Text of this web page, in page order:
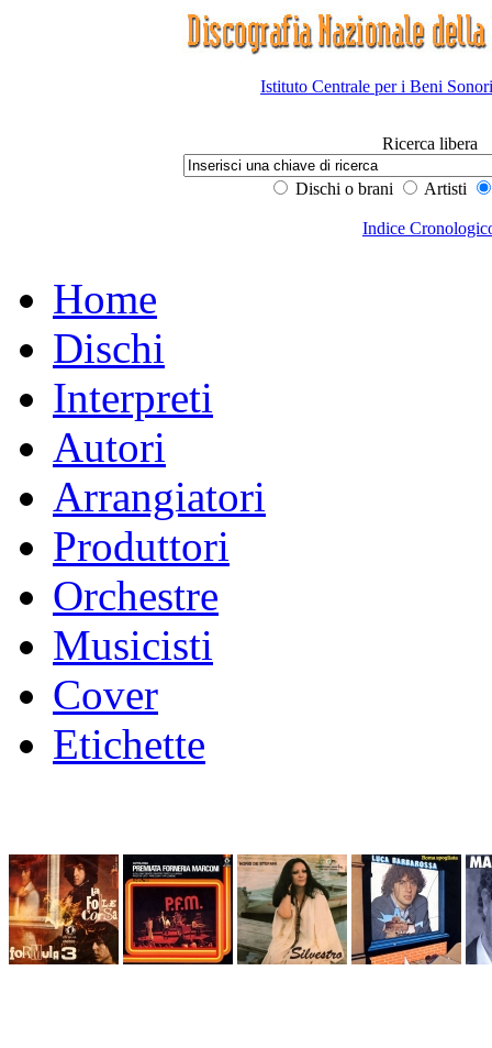
Istituto Centrale per i Beni
Ricerca libera
Dischi o brani Artisti
Indice
Home
Dischi
Interpreti
Autori
Arrangiatori
Produttori
Orchestre
Musicisti
Cover
Etichette